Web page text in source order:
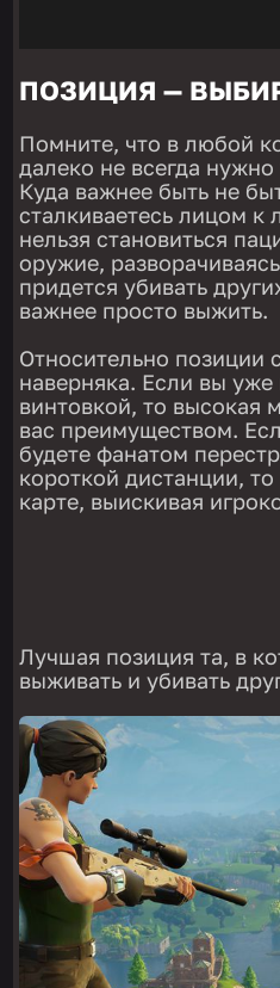
ПОЗИЦИЯ —
Помните, что в любой
далеко не всегда
Куда важнее быть не
сталкиваетесь лицом к
нельзя становиться
оружие,
придется убивать
важнее просто выжить.
Относительно позиции
наверняка. Если вы уже
винтовкой, то высокая
вас преимуществом.
будете фанатом
короткой дистанции,
карте, выискивая
Лучшая позиция та, в
выживать и убивать